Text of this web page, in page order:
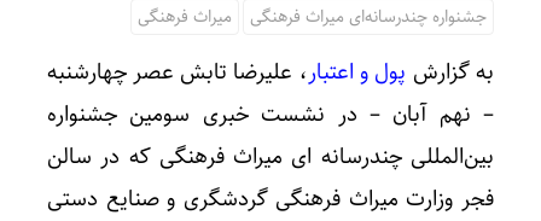
جشنواره چندرسانه‌ای میراث فرهنگی
میراث فرهنگی
به گزارش پول و اعتبار، علیرضا تابش عصر چهارشنبه
– نهم آبان – در نشست خبری سومین جشنواره
بین‌المللی چندرسانه ای میراث فرهنگی که در سالن
فجر وزارت میراث فرهنگی گردشگری و صنایع دستی